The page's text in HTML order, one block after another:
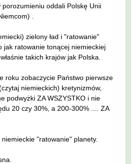
oddali Polskę Unii
.
zielony ład i "ratowanie"
jak ratowanie tonącej niemieckiej
takich krajów jak Polska.
roku zobaczycie Państwo pierwsze
niemieckich) kretynizmów,
podwyżki ZA WSZYSTKO i nie
20 czy 30%, a 200-300% .... ZA
niemieckie "ratowanie" planety.